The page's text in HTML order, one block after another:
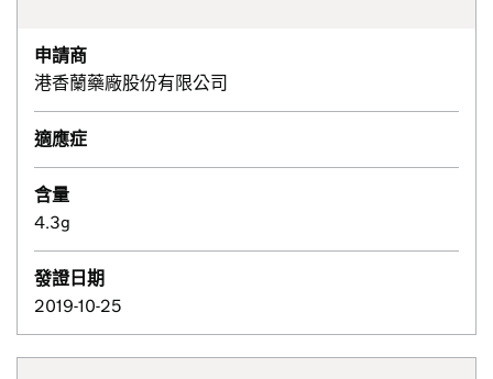
申請商
港香蘭藥廠股份有限公司
適應症
含量
4.3g
發證日期
2019-10-25